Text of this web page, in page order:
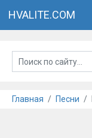
HVALITE.COM
Главная Песни